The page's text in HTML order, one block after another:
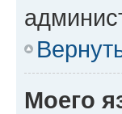
Моего